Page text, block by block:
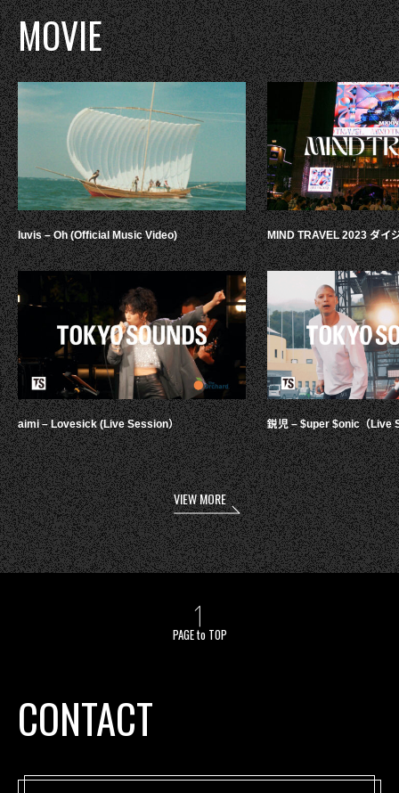
MOVIE
luvis – Oh (Official Music Video)
aimi – Lovesick (Live Session）
MIND TRAVEL 2023 ダイ
鋭児 – $uper $onic（Live
VIEW MORE
PAGE to TOP
CONTACT